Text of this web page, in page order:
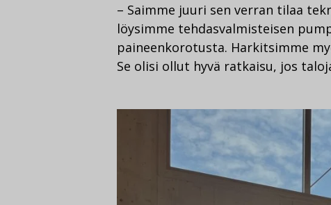
– Saimme juuri sen verran tilaa
löysimme tehdasvalmisteisen
paineenkorotusta. Harkitsimme
Se olisi ollut hyvä ratkaisu, jos